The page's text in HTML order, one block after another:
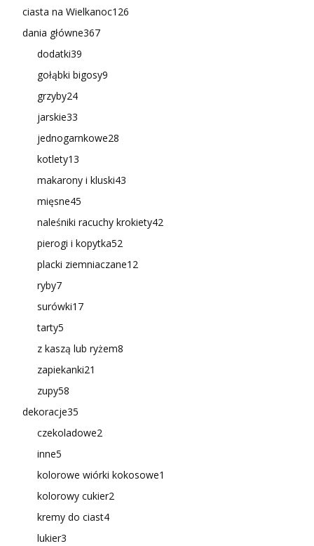
ciasta na Wielkanoc126
dania główne367
dodatki39
gołąbki bigosy9
grzyby24
jarskie33
jednogarnkowe28
kotlety13
makarony i kluski43
mięsne45
naleśniki racuchy krokiety42
pierogi i kopytka52
placki ziemniaczane12
ryby7
surówki17
tarty5
z kaszą lub ryżem8
zapiekanki21
zupy58
dekoracje35
czekoladowe2
inne5
kolorowe wiórki kokosowe1
kolorowy cukier2
kremy do ciast4
lukier3